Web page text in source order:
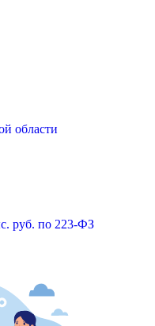
области
руб. по 223-ФЗ